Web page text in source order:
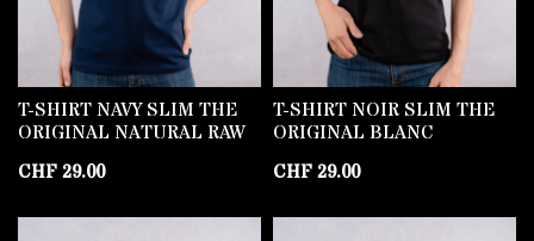
T-SHIRT NAVY SLIM THE
ORIGINAL NATURAL RAW
CHF29.00
T-SHIRT NOIR SLIM THE
ORIGINAL BLANC
CHF29.00